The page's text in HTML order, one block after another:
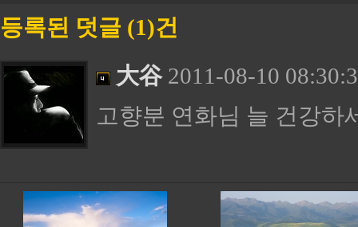
등록된 덧글 (1)건
大谷2011-08-10
고향분 연화님 늘 건강하